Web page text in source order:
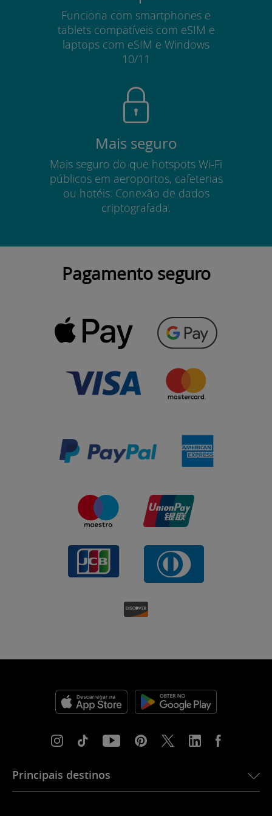
Funciona com smartphones e
tablets compatíveis com eSIM e
laptops com eSIM e Windows
10/11
Mais seguro
Mais seguro do que hotspots Wi-Fi
públicos em aeroportos, cafeterias
ou hotéis. Conexão de dados
criptografada.
Pagamento seguro
Principais destinos